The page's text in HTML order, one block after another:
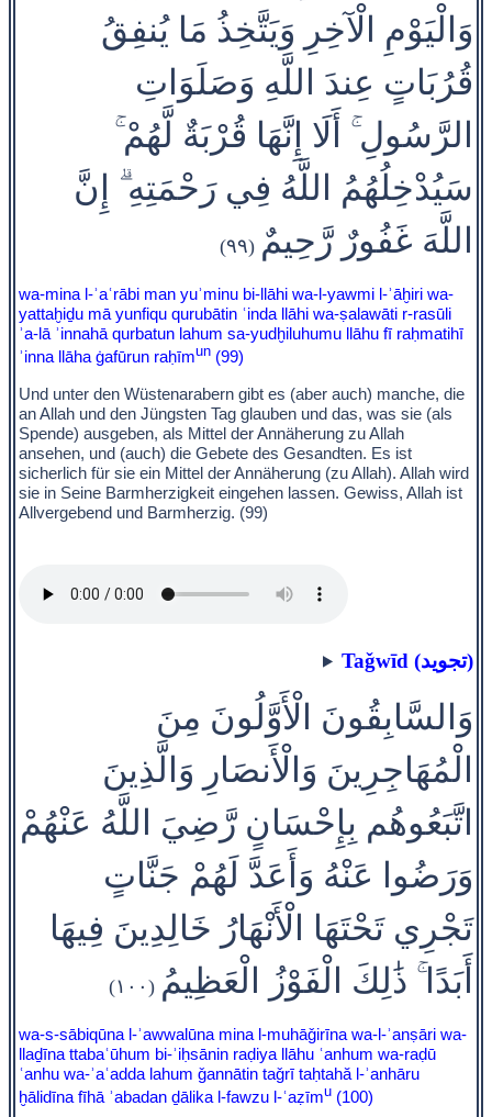
وَالْيَوْمِ الْآخِرِ وَيَتَّخِذُ مَا يُنفِقُ
قُرُبَاتٍ عِندَ اللَّهِ وَصَلَوَاتِ
الرَّسُولِ ۚ أَلَا إِنَّهَا قُرْبَةٌ لَّهُمْ ۚ
سَيُدْخِلُهُمُ اللَّهُ فِي رَحْمَتِهِ ۗ إِنَّ
اللَّهَ غَفُورٌ رَّحِيمٌ (٩٩)
wa-mina l-ʾaʿrābi man yuʾminu bi-llāhi wa-l-yawmi l-ʾāḫiri wa-
yattaḫiḏu mā yunfiqu qurubātin ʿinda llāhi wa-ṣalawāti r-rasūli
ʾa-lā ʾinnahā qurbatun lahum sa-yudḫiluhumu llāhu fī raḥmatihī
ʾinna llāha ġafūrun raḥīmun (99)
Und unter den Wüstenarabern gibt es (aber auch) manche, die
an Allah und den Jüngsten Tag glauben und das, was sie (als
Spende) ausgeben, als Mittel der Annäherung zu Allah
ansehen, und (auch) die Gebete des Gesandten. Es ist
sicherlich für sie ein Mittel der Annäherung (zu Allah). Allah wird
sie in Seine Barmherzigkeit eingehen lassen. Gewiss, Allah ist
Allvergebend und Barmherzig. (99)
Taǧwīd (تجويد)
وَالسَّابِقُونَ الْأَوَّلُونَ مِنَ
الْمُهَاجِرِينَ وَالْأَنصَارِ وَالَّذِينَ
اتَّبَعُوهُم بِإِحْسَانٍ رَّضِيَ اللَّهُ عَنْهُمْ
وَرَضُوا عَنْهُ وَأَعَدَّ لَهُمْ جَنَّاتٍ
تَجْرِي تَحْتَهَا الْأَنْهَارُ خَالِدِينَ فِيهَا
أَبَدًا ۚ ذَٰلِكَ الْفَوْزُ الْعَظِيمُ (١٠٠)
wa-s-sābiqūna l-ʾawwalūna mina l-muhāǧirīna wa-l-ʾanṣāri wa-
llaḏīna ttabaʿūhum bi-ʾiḥsānin raḍiya llāhu ʿanhum wa-raḍū
ʿanhu wa-ʾaʿadda lahum ǧannātin taǧrī taḥtahă l-ʾanhāru
ḫālidīna fīhā ʾabadan ḏālika l-fawzu l-ʿaẓīmu (100)